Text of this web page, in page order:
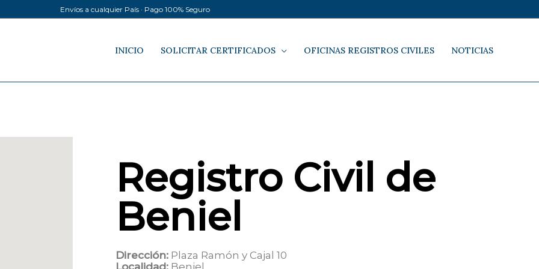
Envíos a cualquier País · Pago 100% Seguro
INICIO SOLICITAR CERTIFICADOS OFICINAS REGISTROS CIVILES NOTICIAS
Registro Civil de
Beniel
Dirección: Plaza Ramón y Cajal 10
Localidad: Beniel